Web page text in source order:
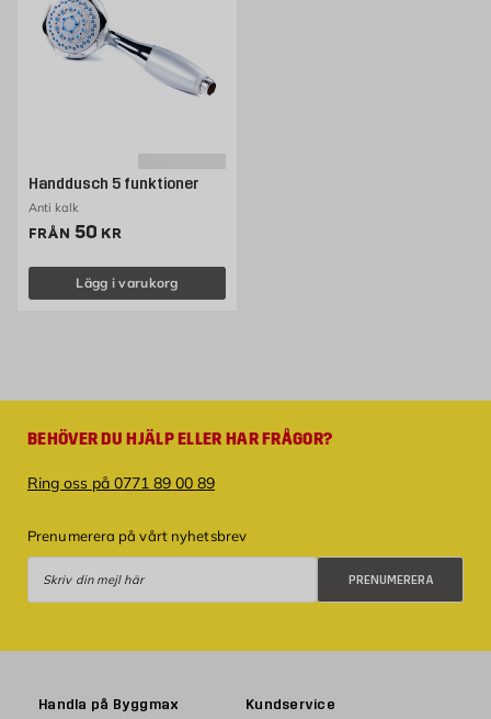
Handdusch 5 funktioner
Anti kalk
FRÅN Pris 50 kr
50 KR
Lägg i varukorg
BEHÖVER DU HJÄLP ELLER HAR FRÅGOR?
Ring oss på 0771 89 00 89
Prenumerera på vårt nyhetsbrev
PRENUMERERA
Handla på Byggmax Kundservice